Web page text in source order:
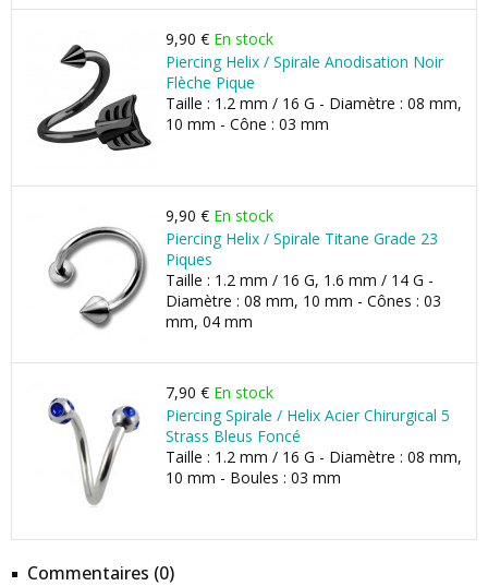
9,90 € En stock
Piercing Helix / Spirale Anodisation Noir
Flèche Pique
Taille : 1.2 mm / 16 G - Diamètre : 08 mm,
10 mm - Cône : 03 mm
9,90 € En stock
Piercing Helix / Spirale Titane Grade 23
Piques
Taille : 1.2 mm / 16 G, 1.6 mm / 14 G -
Diamètre : 08 mm, 10 mm - Cônes : 03
mm, 04 mm
7,90 € En stock
Piercing Spirale / Helix Acier Chirurgical 5
Strass Bleus Foncé
Taille : 1.2 mm / 16 G - Diamètre : 08 mm,
10 mm - Boules : 03 mm
Commentaires (0)